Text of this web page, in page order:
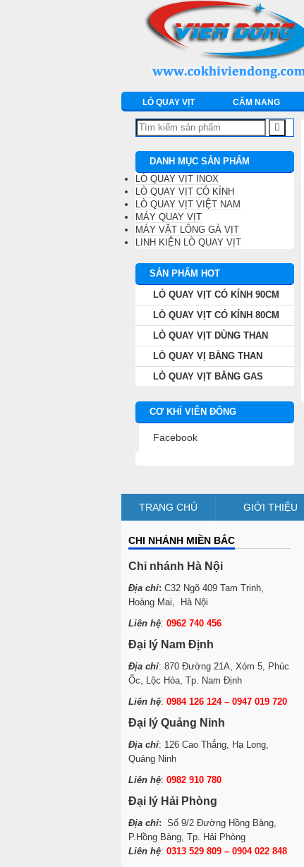
LÒ QUAY VỊT CẨM NANG
DANH MỤC SẢN PHẨM
LÒ QUAY VỊT INOX
LÒ QUAY VỊT CÓ KÍNH
LÒ QUAY VỊT VIỆT NAM
MÁY QUAY VỊT
MÁY VẶT LÔNG GÀ VỊT
LINH KIỆN LÒ QUAY VỊT
SẢN PHẨM HOT
LÒ QUAY VỊT CÓ KÍNH 90CM
LÒ QUAY VỊT CÓ KÍNH 80CM
LÒ QUAY VỊT DÙNG THAN
LÒ QUAY VỊ BẰNG THAN
LÒ QUAY VỊT BẰNG GAS
CƠ KHÍ VIỄN ĐÔNG
Facebook
TRANG CHỦ GIỚI THIỆU
CHI NHÁNH MIỀN BẮC
Chi nhánh Hà Nội
Địa chỉ: C32 Ngõ 409 Tam Trinh,
Hoàng Mai, Hà Nội
Liên hệ: 0962 740 456
Đại lý Nam Định
Địa chỉ: 870 Đường 21A, Xóm 5, Phúc
Ốc, Lộc Hòa, Tp. Nam Định
Liên hệ: 0984 126 124 – 0947 019 720
Đại lý Quảng Ninh
Địa chỉ: 126 Cao Thắng, Hạ Long,
Quảng Ninh
Liên hệ: 0982 910 780
Đại lý Hải Phòng
Địa chỉ: Số 9/2 Đường Hồng Bàng,
P.Hồng Bàng, Tp. Hải Phòng
Liên hệ: 0313 529 809 – 0904 022 848
MÁY VẶT LÔNG GÀ VỊT
LINH KIỆN LÒ QUAY VỊT